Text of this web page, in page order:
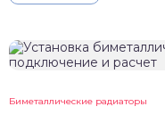
Биметаллические радиаторы